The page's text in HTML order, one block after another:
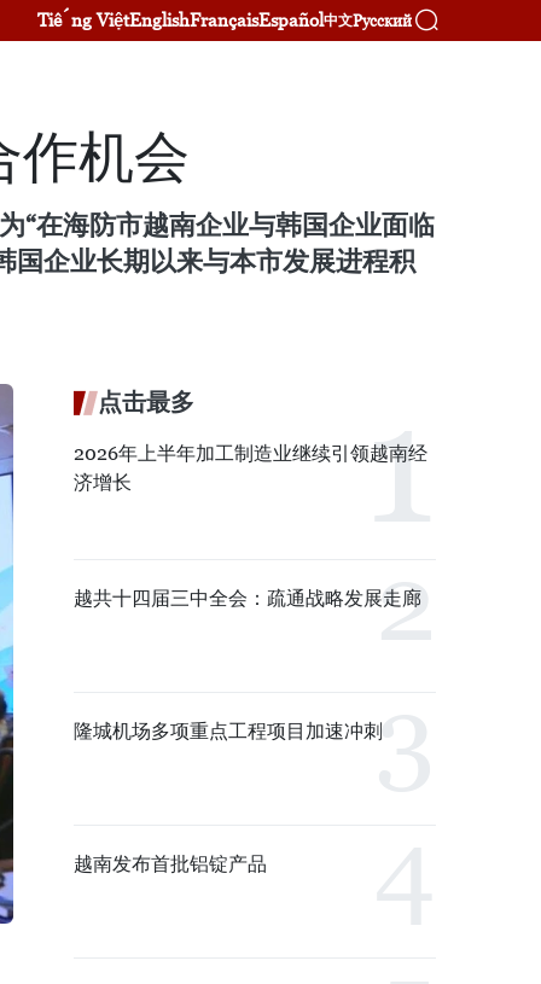
Tiếng ViệtEnglishFrançaisEspañol中文Русский
作机会
“在海防市越南企业与韩国企业面临
国企业长期以来与本市发展进程积
点击最多
2026年上半年加工制造业继续引领越南经
济增长
越共十四届三中全会：疏通战略发展走廊
隆城机场多项重点工程项目加速冲刺
越南发布首批铝锭产品